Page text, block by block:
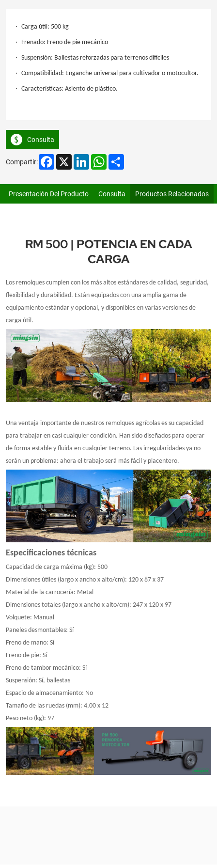
· Carga útil: 500 kg
· Frenado: Freno de pie mecánico
· Suspensión: Ballestas reforzadas para terrenos difíciles
· Compatibilidad: Enganche universal para cultivador o motocultor.
· Características: Asiento de plástico.
Consulta
Compartir: Facebook
X LinkedInWhatsApp
Presentación Del Producto Consulta Productos Relacionados
RM 500 | POTENCIA EN CADA
CARGA
Los remolques cumplen con los más altos estándares de calidad, seguridad,
flexibilidad y durabilidad. Están equipados con una amplia gama de
equipamiento estándar y opcional, y disponibles en varias versiones de
carga útil.
Una ventaja importante de nuestros remolques agrícolas es su capacidad
para trabajar en casi cualquier condición. Han sido diseñados para operar
de forma estable y fluida en cualquier terreno. Las irregularidades ya no
serán un problema: ahora el trabajo será más fácil y placentero.
Especificaciones técnicas
Capacidad de carga máxima (kg): 500
Dimensiones útiles (largo x ancho x alto/cm): 120 x 87 x 37
Material de la carrocería: Metal
Dimensiones totales (largo x ancho x alto/cm): 247 x 120 x 97
Volquete: Manual
Paneles desmontables: Sí
Freno de mano: Sí
Freno de pie: Sí
Freno de tambor mecánico: Sí
Suspensión: Sí, ballestas
Espacio de almacenamiento: No
Tamaño de las ruedas (mm): 4,00 x 12
Peso neto (kg): 97